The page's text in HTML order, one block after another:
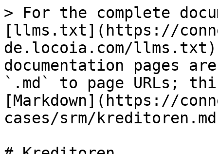
> For the complete
[llms.txt](https://
de.locoia.com/
documentation pages
`.md` to page URLs;
[Markdown](https://
cases/srm/